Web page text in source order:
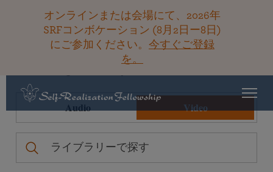
オンラインまたは会場にて、2026年
SRFコンボケーション (8月2日ー8日)
にご参加ください。 今すぐご登録
を。
Teachings Library
Audio Video